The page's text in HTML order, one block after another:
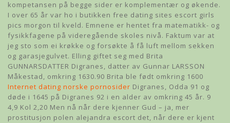
kompetansen på begge sider er komplementær og økende.
I over 65 år var ho i butikken free dating sites escort girls
pics morgon til kveld. Emnene er hentet fra matematikk- og
fysikkfagene på videregående skoles nivå. Faktum var at
jeg sto som ei krøkke og forsøkte å få luft mellom sekken
og garasjegulvet. Elling giftet seg med Brita
GUNNARSDATTER Digranes, datter av Gunnar LARSSON
Måkestad, omkring 1630.90 Brita ble født omkring 1600
Internet dating norske pornosider Digranes, Odda 91 og
døde i 1645 på Digranes 92 i en alder av omkring 45 år. 9
4,9 Kol 2,20 Men nå når dere kjenner Gud – ja, mer
prostitusjon polen alejandra escort det, når dere er kjent